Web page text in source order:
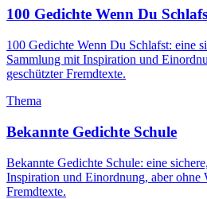
100 Gedichte Wenn Du
100 Gedichte Wenn Du Schlafst: eine
Sammlung mit Inspiration und
geschützter Fremdtexte.
Thema
Bekannte Gedichte Schule
Bekannte Gedichte Schule: eine
Inspiration und Einordnung, aber ohne
Fremdtexte.